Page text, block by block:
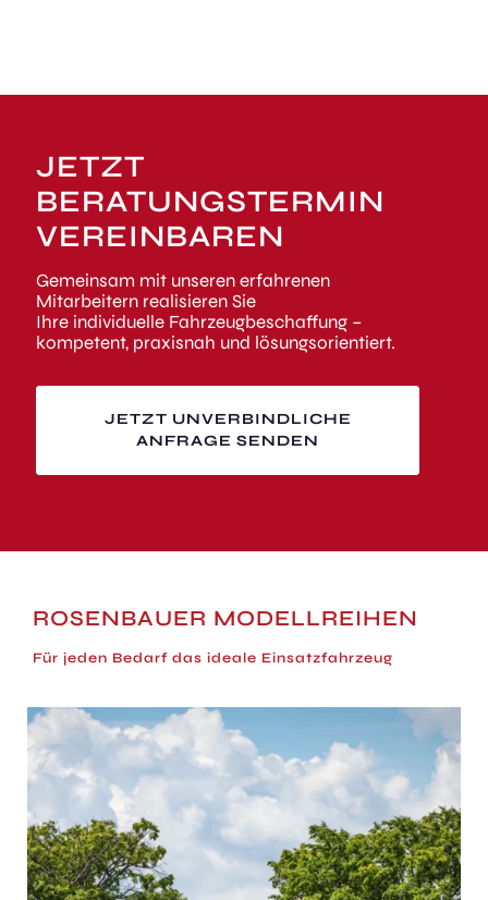
JETZT
BERATUNGSTERMIN
VEREINBAREN
Gemeinsam mit unseren erfahrenen
Mitarbeitern realisieren Sie
Ihre individuelle Fahrzeugbeschaffung –
kompetent, praxisnah und lösungsorientiert.
JETZT UNVERBINDLICHE
ANFRAGE SENDEN
ROSENBAUER MODELLREIHEN
Für jeden Bedarf das ideale Einsatzfahrzeug